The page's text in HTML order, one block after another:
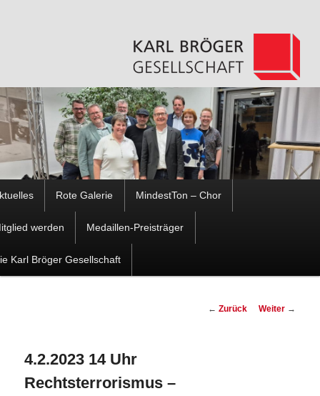
Zum
wechseln
Zum
Inhalt
Rote Galerie MindestTon – Chor
werden Medaillen-Preisträger
Karl Bröger Gesellschaft
Beitragsnavigation
← Zurück Weiter →
4.2.2023 14 Uhr
Rechtsterrorismus –